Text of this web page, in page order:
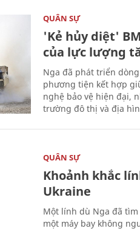
QUÂN SỰ
'Kẻ hủy diệt'
của lực lượng
Nga đã phát triển
phương tiện kết hợp
nghệ bảo vệ hiện đại,
trường đô thị và địa
QUÂN SỰ
Khoảnh khắc
Ukraine
Một lính dù Nga đã
một máy bay không